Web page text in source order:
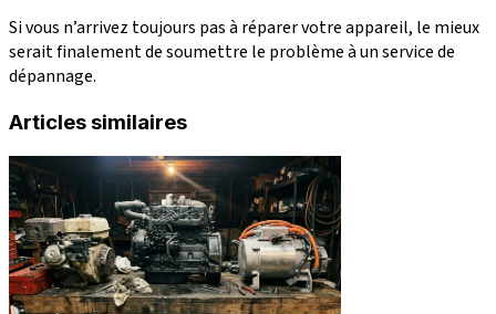
Si vous n’arrivez toujours pas à réparer votre appareil, le mieux
serait finalement de soumettre le problème à un service de
dépannage.
Articles similaires